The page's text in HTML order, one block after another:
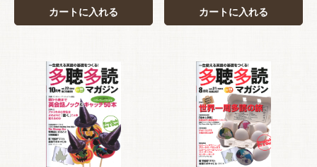
カートに入れる カートに入れる